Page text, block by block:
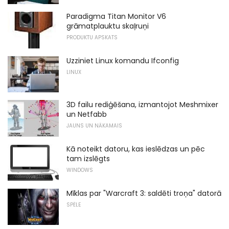
Paradigma Titan Monitor V6
grāmatplauktu skaļruņi
PRODUKTU APSKATS
Uzziniet Linux komandu Ifconfig
LINUX
3D failu rediģēšana, izmantojot Meshmixer
un Netfabb
JAUNS UN NĀKAMAIS
Kā noteikt datoru, kas ieslēdzas un pēc
tam izslēgts
WINDOWS
Mīklas par "Warcraft 3: saldēti troņa" datorā
SPĒLE